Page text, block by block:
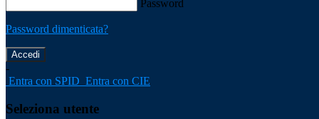
Password
Password dimenticata?
-
Entra con SPID Entra con CIE
Seleziona utente